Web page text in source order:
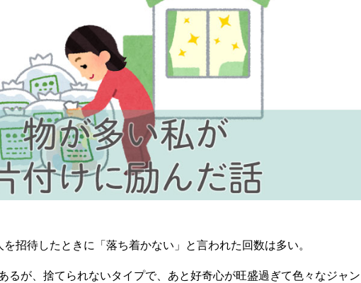
招待したときに「落ち着かない」と言われた回数は多い。
るが、捨てられないタイプで、あと好奇心が旺盛過ぎて色々なジャン